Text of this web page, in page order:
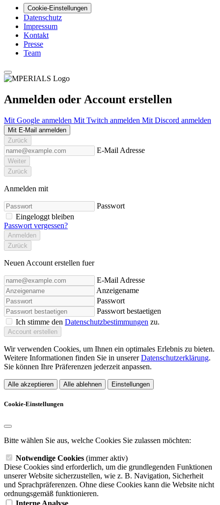
Cookie-Einstellungen
Datenschutz
Impressum
Kontakt
Presse
Team
Anmelden oder Account erstellen
Mit Google anmelden Mit Twitch anmelden Mit Discord anmelden
Mit E-Mail anmelden
Zurück
E-Mail Adresse
Weiter
Zurück
Anmelden mit
Passwort
Eingeloggt bleiben
Passwort vergessen?
Anmelden
Zurück
Neuen Account erstellen fuer
E-Mail Adresse
Anzeigename
Passwort
Passwort bestaetigen
Ich stimme den Datenschutzbestimmungen zu.
Account erstellen
Wir verwenden Cookies, um Ihnen ein optimales Erlebnis zu bieten.
Weitere Informationen finden Sie in unsererDatenschutzerklärung.
Sie können Ihre Präferenzen jederzeit anpassen.
Alle akzeptieren Alle ablehnen Einstellungen
Cookie-Einstellungen
Bitte wählen Sie aus, welche Cookies Sie zulassen möchten:
Notwendige Cookies (immer aktiv)
Diese Cookies sind erforderlich, um die grundlegenden Funktionen
unserer Website sicherzustellen, wie z. B. Navigation, Sicherheit
und Sprachpräferenzen. Ohne diese Cookies kann die Website nicht
ordnungsgemäß funktionieren.
Interne Analyse